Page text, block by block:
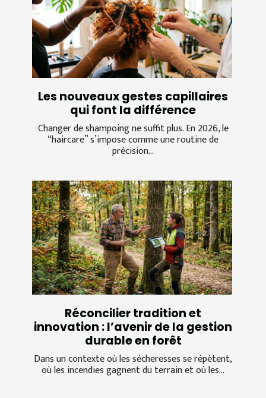
Les nouveaux gestes capillaires
qui font la différence
Changer de shampoing ne suffit plus. En 2026, le
“haircare” s’impose comme une routine de
précision...
Réconcilier tradition et
innovation : l’avenir de la gestion
durable en forêt
Dans un contexte où les sécheresses se répètent,
où les incendies gagnent du terrain et où les...